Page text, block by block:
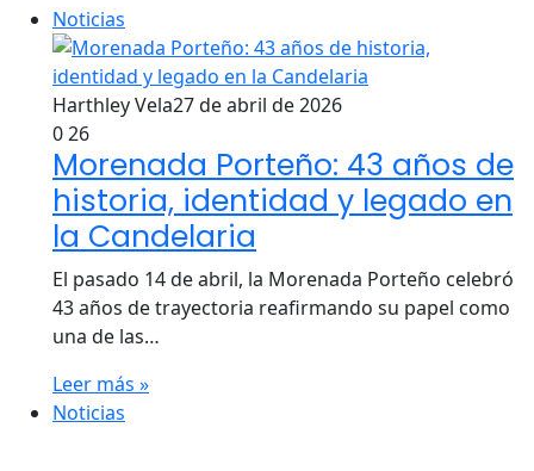
Noticias
Harthley Vela27 de abril de 2026
026
Morenada Porteño: 43 años de
historia, identidad y legado en
la Candelaria
El pasado 14 de abril, la Morenada Porteño celebró
43 años de trayectoria reafirmando su papel como
una de las…
Leer más »
Noticias